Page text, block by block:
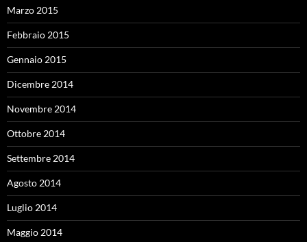
Marzo 2015
Febbraio 2015
Gennaio 2015
Dicembre 2014
Novembre 2014
Ottobre 2014
Settembre 2014
Agosto 2014
Luglio 2014
Maggio 2014